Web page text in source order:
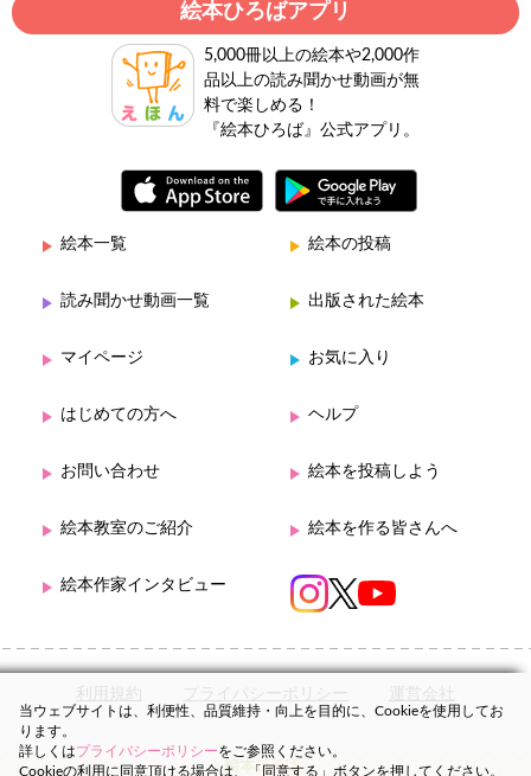
絵本ひろばアプリ
5,000冊以上の絵本や2,000作
品以上の読み聞かせ動画が無
料で楽しめる！
『絵本ひろば』公式アプリ。
絵本一覧 絵本の投稿
読み聞かせ動画一覧 出版された絵本
マイページ お気に入り
はじめての方へ ヘルプ
お問い合わせ 絵本を投稿しよう
絵本教室のご紹介 絵本を作る皆さんへ
絵本作家インタビュー
利用規約 プライバシーポリシー 運営会社
当ウェブサイトは、利便性、品質維持・向上を目的に、Cookieを使用してお
ります。
詳しくはプライバシーポリシーをご参照ください。
Cookieの利用に同意頂ける場合は、「同意する」ボタンを押してください。